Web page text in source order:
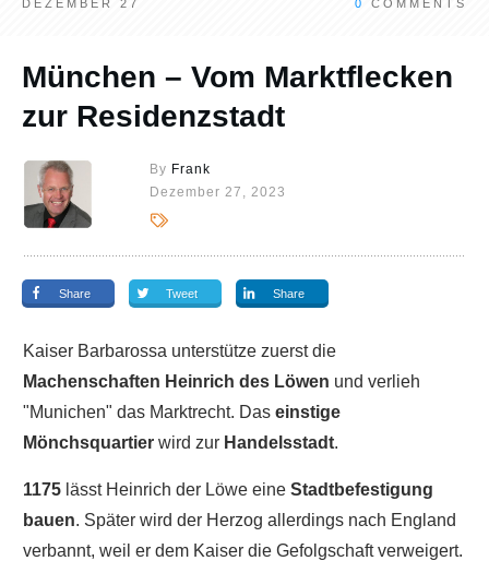
DEZEMBER 27 0 COMMENTS
München – Vom Marktflecken
zur Residenzstadt
By Frank
Dezember 27, 2023
Share Tweet Share
Kaiser Barbarossa unterstütze zuerst die
Machenschaften Heinrich des Löwen und verlieh
"Munichen" das Marktrecht. Das einstige
Mönchsquartier wird zur Handelsstadt.
1175 lässt Heinrich der Löwe eine Stadtbefestigung
bauen. Später wird der Herzog allerdings nach England
verbannt, weil er dem Kaiser die Gefolgschaft verweigert.